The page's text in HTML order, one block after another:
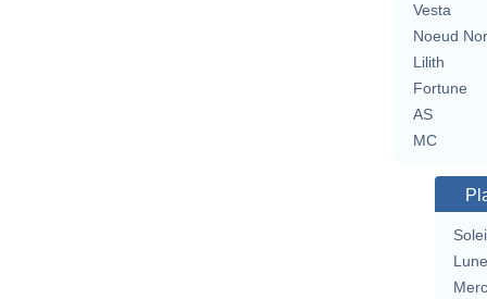
Vesta
Noeud
Lilith
Fortune
AS
MC
Lune